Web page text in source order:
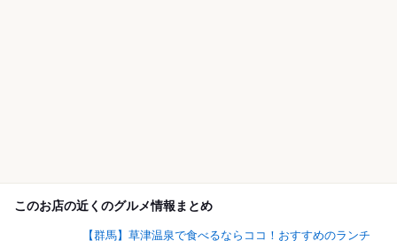
このお店の近くのグルメ情報まとめ
【群馬】草津温泉で食べるならココ！おすすめのランチ